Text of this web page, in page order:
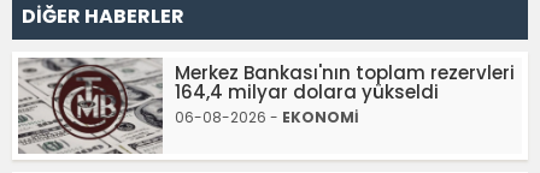
DİĞER HABERLER
Merkez Bankası'nın toplam rezervleri
164,4 milyar dolara yükseldi
06-08-2026 - EKONOMİ